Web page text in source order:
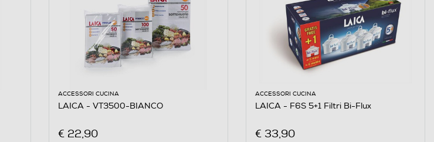
ACCESSORI CUCINA
LAICA - VT3500-BIANCO
€ 22,90
ACCESSORI CUCINA
LAICA - F6S 5+1 Filtri Bi-Flux
€ 33,90